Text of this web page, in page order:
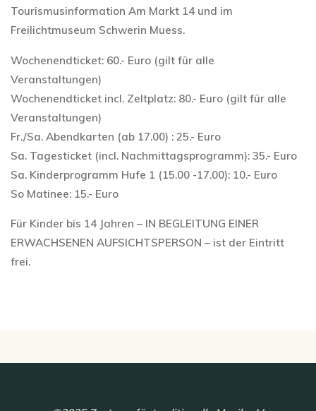
Tourismusinformation Am Markt 14 und im
Freilichtmuseum Schwerin Muess.
Wochenendticket: 60.- Euro (gilt für alle
Veranstaltungen)
Wochenendticket incl. Zeltplatz: 80.- Euro (gilt für alle
Veranstaltungen)
Fr./Sa. Abendkarten (ab 17.00) : 25.- Euro
Sa. Tagesticket (incl. Nachmittagsprogramm): 35.- Euro
Sa. Kinderprogramm Hufe 1 (15.00 -17.00): 10.- Euro
So Matinee: 15.- Euro
Für Kinder bis 14 Jahren – IN BEGLEITUNG EINER
ERWACHSENEN AUFSICHTSPERSON – ist der Eintritt
frei.